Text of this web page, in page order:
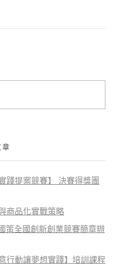
章
踐提案競賽】 決賽得獎團
商品化實戰策略
策全國創新創業競賽簡章辦
行動讓夢想實踐】培訓課程